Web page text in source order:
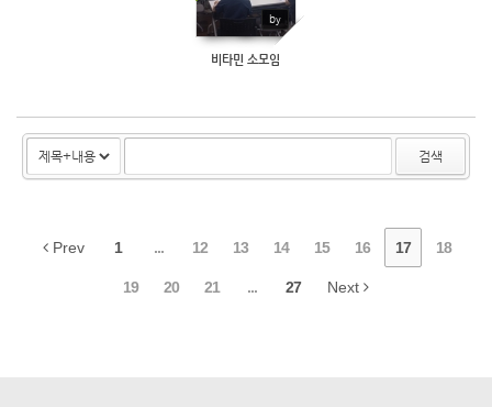
by
비타민 소모임
검색
Prev 1 ... 12 13 14 15 16 17 18
19 20 21 ... 27 Next